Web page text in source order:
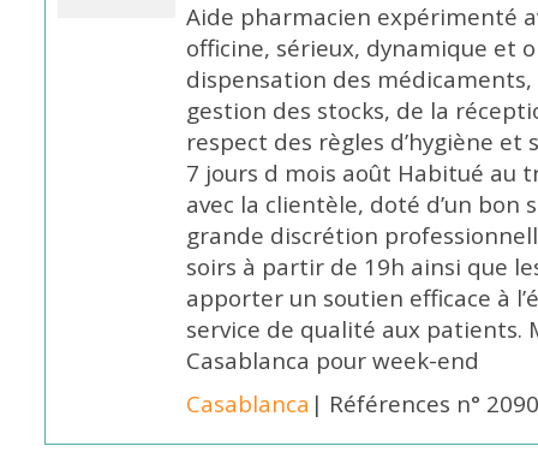
Aide pharmacien expérimenté
officine, sérieux, dynamique et
dispensation des
gestion des stocks, de la
respect des règles d’hygiène
7 jours d mois août Habitué au
avec la clientèle, doté d’un bon
grande discrétion
soirs à partir de 19h ainsi que
apporter un soutien efficace à
service de qualité aux patients.
Casablanca pour week-end
Casablanca | Références n°